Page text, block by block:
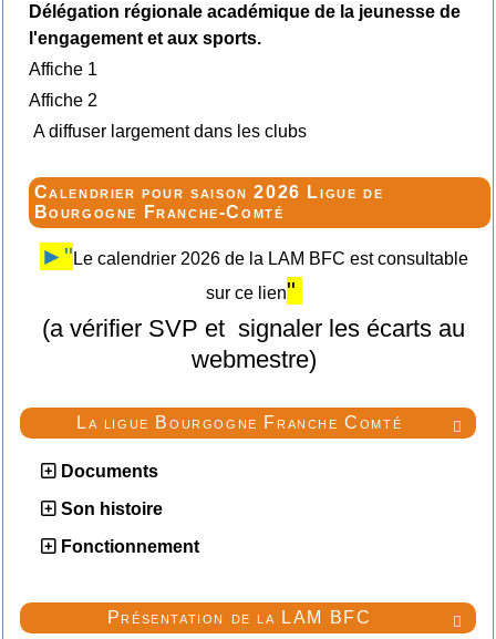

La ligue Bourgogne Franche Comté
Documents
Son histoire
Fonctionnement

Présentation de la LAM BFC
Délégation régionale académique de la jeunesse de
l'engagement et aux sports.
Affiche 1
Affiche 2
A diffuser largement dans les clubs
Calendrier pour saison 2026 Ligue de
Bourgogne Franche-Comté
►" Le calendrier 2026 de la LAM BFC est consultable
sur ce lien"
(a vérifier SVP et signaler les écarts au
webmestre)